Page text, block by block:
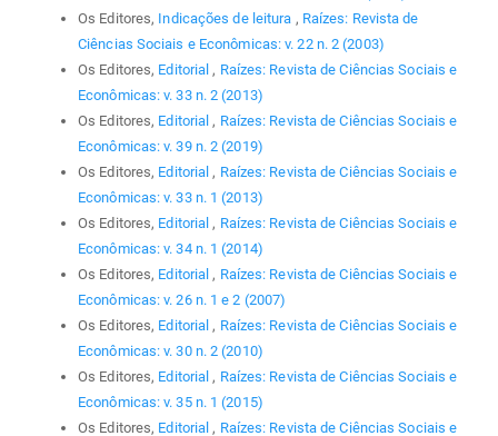
Os Editores, Indicações de leitura , Raízes: Revista de
Ciências Sociais e Econômicas: v. 22 n. 2 (2003)
Os Editores, Editorial , Raízes: Revista de Ciências Sociais e
Econômicas: v. 33 n. 2 (2013)
Os Editores, Editorial , Raízes: Revista de Ciências Sociais e
Econômicas: v. 39 n. 2 (2019)
Os Editores, Editorial , Raízes: Revista de Ciências Sociais e
Econômicas: v. 33 n. 1 (2013)
Os Editores, Editorial , Raízes: Revista de Ciências Sociais e
Econômicas: v. 34 n. 1 (2014)
Os Editores, Editorial , Raízes: Revista de Ciências Sociais e
Econômicas: v. 26 n. 1 e 2 (2007)
Os Editores, Editorial , Raízes: Revista de Ciências Sociais e
Econômicas: v. 30 n. 2 (2010)
Os Editores, Editorial , Raízes: Revista de Ciências Sociais e
Econômicas: v. 35 n. 1 (2015)
Os Editores, Editorial , Raízes: Revista de Ciências Sociais e